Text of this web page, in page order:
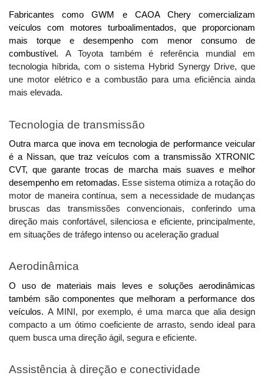
Fabricantes como GWM e CAOA Chery comercializam
veículos com motores turboalimentados, que proporcionam
mais torque e desempenho com menor consumo de
combustível. A Toyota também é referência mundial em
tecnologia híbrida, com o sistema Hybrid Synergy Drive, que
une motor elétrico e a combustão para uma eficiência ainda
mais elevada.
Tecnologia de transmissão
Outra marca que inova em tecnologia de performance veicular
é a Nissan, que traz veículos com a transmissão XTRONIC
CVT, que garante trocas de marcha mais suaves e melhor
desempenho em retomadas. Esse sistema otimiza a rotação do
motor de maneira contínua, sem a necessidade de mudanças
bruscas das transmissões convencionais, conferindo uma
direção mais confortável, silenciosa e eficiente, principalmente,
em situações de tráfego intenso ou aceleração gradual
Aerodinâmica
O uso de materiais mais leves e soluções aerodinâmicas
também são componentes que melhoram a performance dos
veículos. A MINI, por exemplo, é uma marca que alia design
compacto a um ótimo coeficiente de arrasto, sendo ideal para
quem busca uma direção ágil, segura e eficiente.
Assistência à direção e conectividade